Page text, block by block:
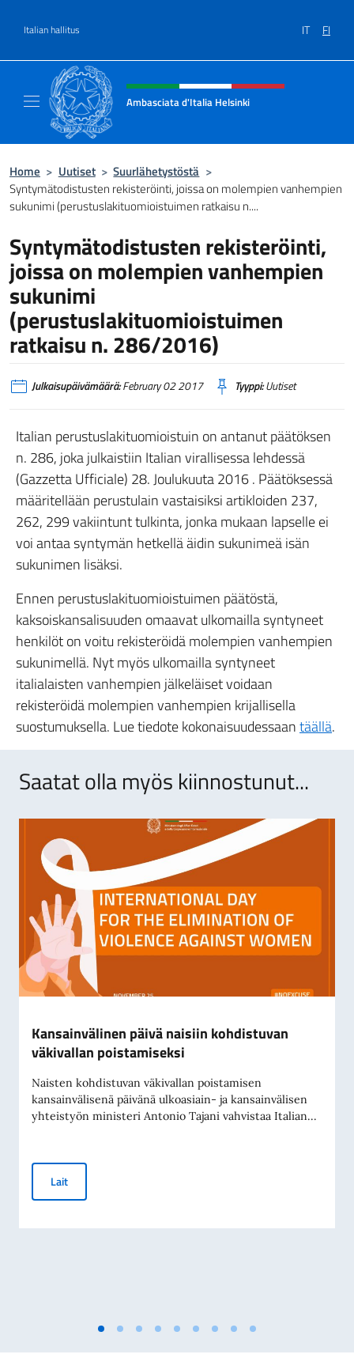
Italian hallitus IT FI
Header, social and menu of site
Ambasciata d'Italia Helsinki
Home > Uutiset > Suurlähetystöstä >
Syntymätodistusten rekisteröinti, joissa on molempien vanhempien
sukunimi (perustuslakituomioistuimen ratkaisu n....
Syntymätodistusten rekisteröinti,
joissa on molempien vanhempien
sukunimi
(perustuslakituomioistuimen
ratkaisu n. 286/2016)
Julkaisupäivämäärä:February 02 2017 Tyyppi:Uutiset
Italian perustuslakituomioistuin on antanut päätöksen
n. 286, joka julkaistiin Italian virallisessa lehdessä
(Gazzetta Ufficiale) 28. Joulukuuta 2016 . Päätöksessä
määritellään perustulain vastaisiksi artikloiden 237,
262, 299 vakiintunt tulkinta, jonka mukaan lapselle ei
voi antaa syntymän hetkellä äidin sukunimeä isän
sukunimen lisäksi.
Ennen perustuslakituomioistuimen päätöstä,
kaksoiskansalisuuden omaavat ulkomailla syntyneet
henkilöt on voitu rekisteröidä molempien vanhempien
sukunimellä. Nyt myös ulkomailla syntyneet
italialaisten vanhempien jälkeläiset voidaan
rekisteröidä molempien vanhempien krijallisella
suostumuksella. Lue tiedote kokonaisuudessaantäällä.
Saatat olla myös kiinnostunut...
Kansainvälinen päivä naisiin kohdistuvan
väkivallan poistamiseksi
Naisten kohdistuvan väkivallan poistamisen
kansainvälisenä päivänä ulkoasiain- ja kansainvälisen
yhteistyön ministeri Antonio Tajani vahvistaa Italian...
LaitKansainvälinen päivä naisiin kohdistuvan väkivallan